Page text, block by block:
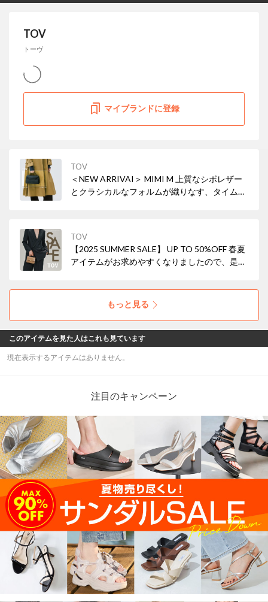
TOV
トーヴ
マイブランドに登録
TOV
＜NEW ARRIVAI＞ MIMI M 上質なシボレザー
とクラシカルなフォルムが織りなす、タイムレ
TOV
【2025 SUMMER SALE】 UP TO 50%OFF 春夏
アイテムがお求めやすくなりましたので、是非
もっと見る
このアイテムを見た人はこれも見ています
現在表示するアイテムはありません。
注目のキャンペーン